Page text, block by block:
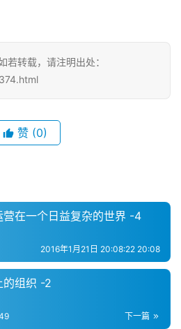
若转载，请注明出处：
赞 (0)
在一个日益复杂的世界 -4
2016年1月21日 20:08:22 20:08
的组织 -2
下一篇